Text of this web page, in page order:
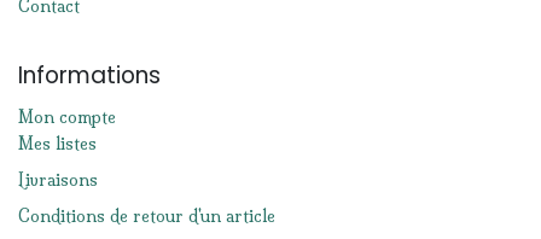
Contact
Informations
Mon compte
Mes listes
Livraisons
Conditions de retour d'un article